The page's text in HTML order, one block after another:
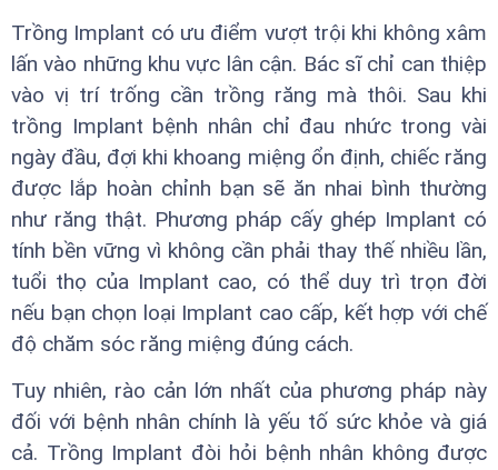
Trồng Implant có ưu điểm vượt trội khi không xâm
lấn vào những khu vực lân cận. Bác sĩ chỉ can thiệp
vào vị trí trống cần trồng răng mà thôi. Sau khi
trồng Implant bệnh nhân chỉ đau nhức trong vài
ngày đầu, đợi khi khoang miệng ổn định, chiếc răng
được lắp hoàn chỉnh bạn sẽ ăn nhai bình thường
như răng thật. Phương pháp cấy ghép Implant có
tính bền vững vì không cần phải thay thế nhiều lần,
tuổi thọ của Implant cao, có thể duy trì trọn đời
nếu bạn chọn loại Implant cao cấp, kết hợp với chế
độ chăm sóc răng miệng đúng cách.
Tuy nhiên, rào cản lớn nhất của phương pháp này
đối với bệnh nhân chính là yếu tố sức khỏe và giá
cả. Trồng Implant đòi hỏi bệnh nhân không được